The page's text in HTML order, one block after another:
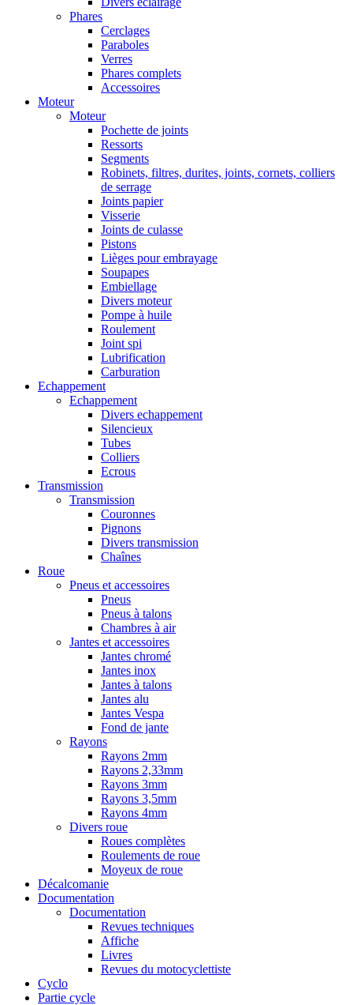
Phares
Cerclages
Paraboles
Verres
Phares complets
Accessoires
Moteur
Moteur
Pochette de joints
Ressorts
Segments
Robinets, filtres, durites, joints, cornets, colliers
de serrage
Joints papier
Visserie
Joints de culasse
Pistons
Lièges pour embrayage
Soupapes
Embiellage
Divers moteur
Pompe à huile
Roulement
Joint spi
Lubrification
Carburation
Echappement
Echappement
Divers echappement
Silencieux
Tubes
Colliers
Ecrous
Transmission
Transmission
Couronnes
Pignons
Divers transmission
Chaînes
Roue
Pneus et accessoires
Pneus
Pneus à talons
Chambres à air
Jantes et accessoires
Jantes chromé
Jantes inox
Jantes à talons
Jantes alu
Jantes Vespa
Fond de jante
Rayons
Rayons 2mm
Rayons 2,33mm
Rayons 3mm
Rayons 3,5mm
Rayons 4mm
Divers roue
Roues complètes
Roulements de roue
Moyeux de roue
Décalcomanie
Documentation
Documentation
Revues techniques
Affiche
Livres
Revues du motocyclettiste
Cyclo
Partie cycle